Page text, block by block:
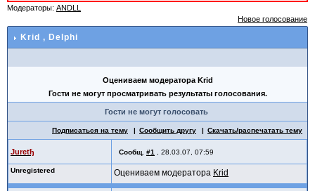
Модераторы: ANDLL
Новое голосование
Krid , Delphi
Оцениваем модератора Krid
Гости не могут просматривать результаты голосования.
Гости не могут голосовать
Подписаться на тему Сообщить другу Скачать/распечатать тему
Juretђ Сообщ. #1 28.03.07, 07:59
Unregistered Оцениваем модератора Krid